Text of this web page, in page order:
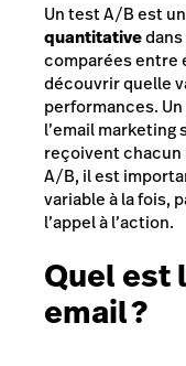
Un test A/B est
quantitative
comparées entre
découvrir quelle
performances.
l’email
reçoivent chacun
A/B, il est
variable à la fois,
l’appel à l’action.
Quel est
email ?